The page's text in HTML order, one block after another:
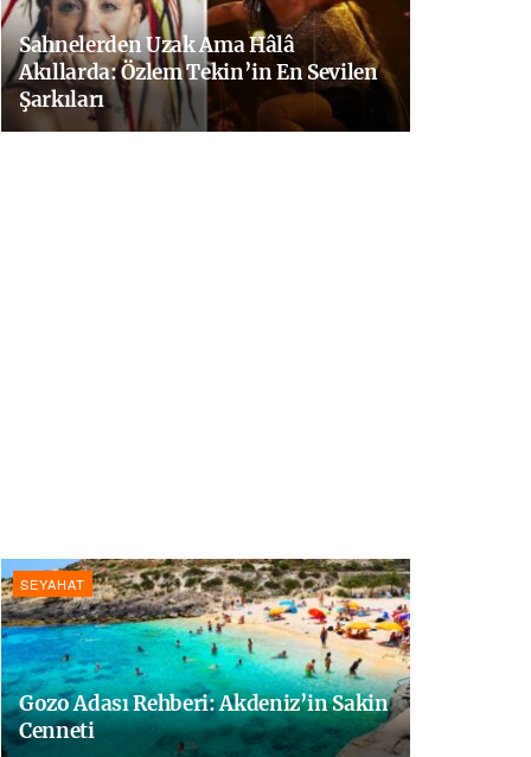
Sahnelerden Uzak Ama Hâlâ
Akıllarda: Özlem Tekin’in En Sevilen
Şarkıları
SEYAHAT
Gozo Adası Rehberi: Akdeniz’in Sakin
Cenneti